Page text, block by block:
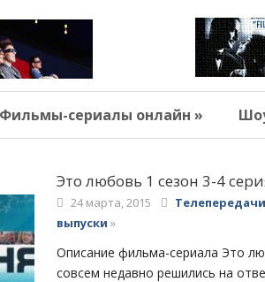
Фильмы-сериалы онлайн »
Это любовь 1 сезон 3-4
24 марта, 2015
выпуски »
Описание фильма-сериала Это
совсем недавно решились на